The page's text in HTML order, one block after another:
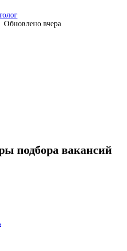
Обновлено вчера
подбора вакансий